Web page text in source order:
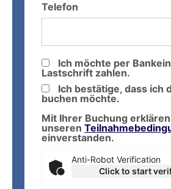
Telefon
Ich möchte per
Lastschrift zahlen.
Ich bestätige, dass ich
buchen möchte.
Mit Ihrer Buchung
unseren
einverstanden.
Anti-Robot Verification
Click to start